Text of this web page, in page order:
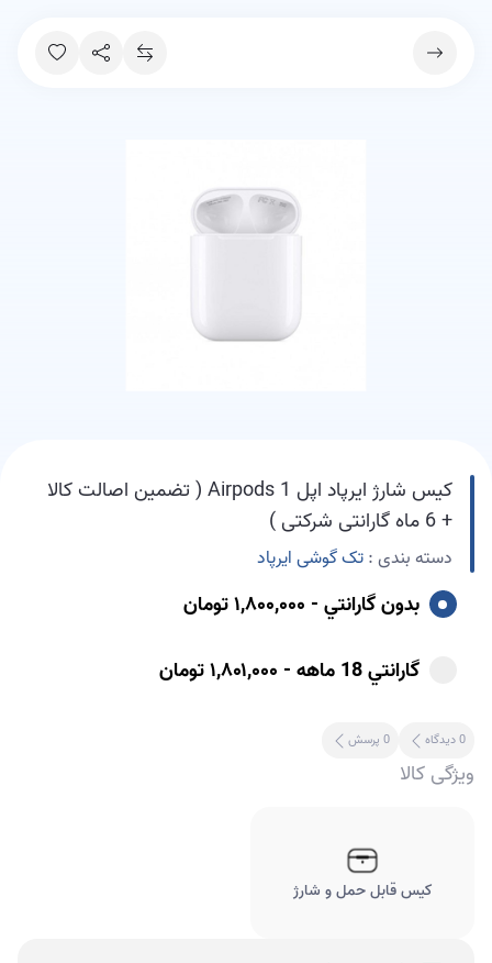
کیس شارژ ایرپاد اپل Airpods 1 ( تضمین اصالت کالا
+ 6 ماه گارانتی شرکتی )
دسته بندی :تک گوشی ایرپاد
بدون گارانتي - ۱,۸۰۰,۰۰۰ تومان
گارانتي 18 ماهه - ۱,۸۰۱,۰۰۰ تومان
0 دیدگاه 0 پرسش
ویژگی کالا
کیس قابل حمل و شارژ